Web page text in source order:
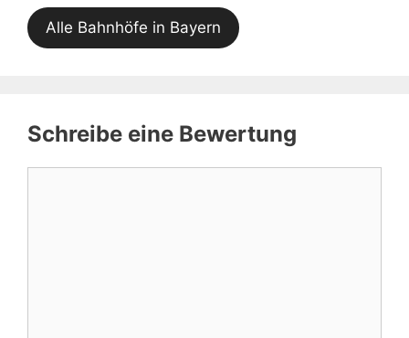
Alle Bahnhöfe in Bayern
Schreibe eine Bewertung